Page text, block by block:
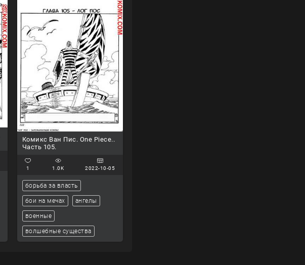
Комикс Ван Пис. One Piece..
Часть 105.
1 1.0K 2022-10-05
борьба за власть
бои на мечах ангелы
военные
волшебные существа